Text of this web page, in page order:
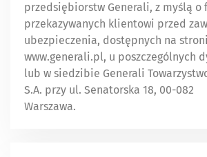
przedsiębiorstw Generali, z myślą o
przekazywanych klientowi przed
ubezpieczenia, dostępnych na
www.generali.pl, u poszczególnych
lub w siedzibie Generali
S.A. przy ul. Senatorska 18, 00-082
Warszawa.